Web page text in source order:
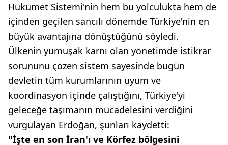
Hükümet Sistemi'nin hem bu yolculukta hem de
içinden geçilen sancılı dönemde Türkiye'nin en
büyük avantajına dönüştüğünü söyledi.
Ülkenin yumuşak karnı olan yönetimde istikrar
sorununu çözen sistem sayesinde bugün
devletin tüm kurumlarının uyum ve
koordinasyon içinde çalıştığını, Türkiye'yi
geleceğe taşımanın mücadelesini verdiğini
vurgulayan Erdoğan, şunları kaydetti:
"İşte en son İran'ı ve Körfez bölgesini